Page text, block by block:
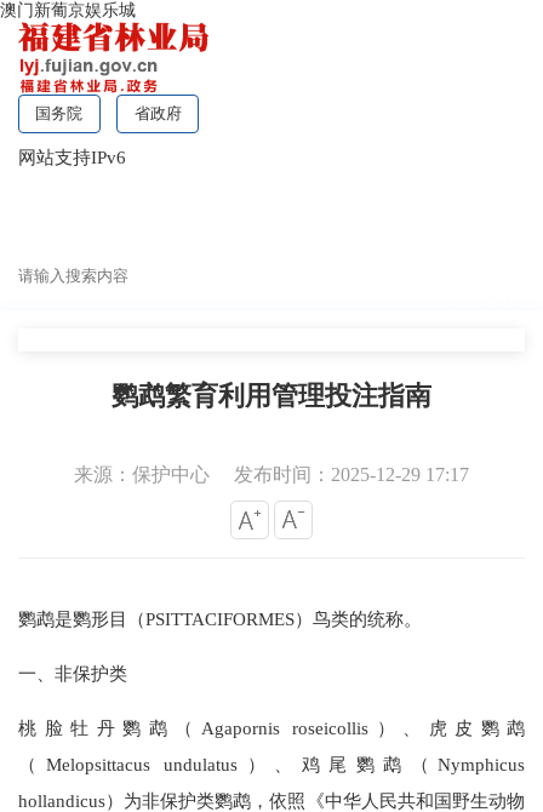
澳门新葡京娱乐城
国务院 省政府
网站支持IPv6
鹦鹉繁育利用管理投注指南
来源：保护中心 发布时间：2025-12-29 17:17
鹦鹉是鹦形目（PSITTACIFORMES）鸟类的统称。
一、非保护类
桃脸牡丹鹦鹉（ Agapornis roseicollis ）、虎皮鹦鹉
（ Melopsittacus undulatus ）、鸡尾鹦鹉（ Nymphicus
hollandicus）为非保护类鹦鹉，依照《中华人民共和国野生动物